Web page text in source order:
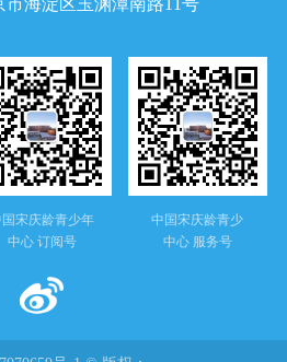
市海淀区玉渊潭南路11号
宋庆龄青少年
中心 订阅号
中国宋庆龄青少
中心 服务号